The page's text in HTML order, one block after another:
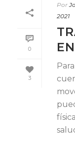
0
3
Por
2021